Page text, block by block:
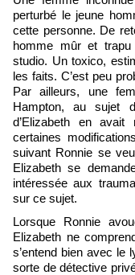
perturbé le jeune
cette personne. De
homme mûr et
studio. Un toxico,
les faits. C’est peu
Par ailleurs, une
Hampton, au sujet
d’Elizabeth en avait
certaines
suivant Ronnie se
Elizabeth se
intéressée aux
sur ce sujet.
Lorsque Ronnie
Elizabeth ne
s’entend bien avec le
sorte de détective